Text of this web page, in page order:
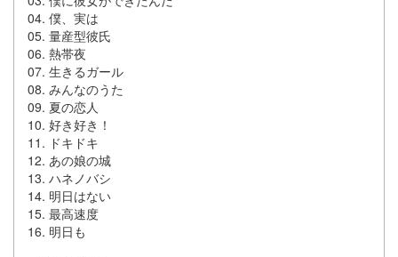
04. 僕、実は
05. 量産型彼氏
06. 熱帯夜
07. 生きるガール
08. みんなのうた
09. 夏の恋人
10. 好き好き！
11. ドキドキ
12. あの娘の城
13. ハネノバシ
14. 明日はない
15. 最高速度
16. 明日も